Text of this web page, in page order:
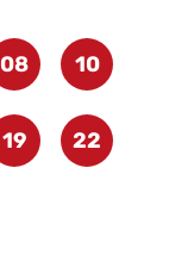
08 10
19 22